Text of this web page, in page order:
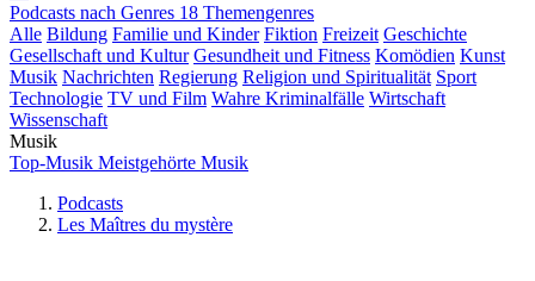
Podcasts nach Genres 18 Themengenres
Alle Bildung Familie und Kinder Fiktion Freizeit Geschichte
Gesellschaft und Kultur Gesundheit und Fitness Komödien Kunst
Musik Nachrichten Regierung Religion und Spiritualität Sport
Technologie TV und Film Wahre Kriminalfälle Wirtschaft
Wissenschaft
Musik
Top-Musik Meistgehörte Musik
Podcasts
Les Maîtres du mystère